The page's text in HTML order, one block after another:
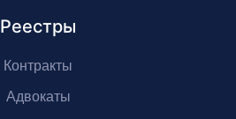
Реестры
Контракты
Адвокаты